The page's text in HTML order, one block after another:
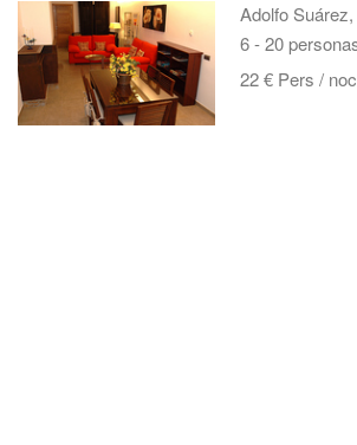
Adolfo
6 - 20
22 € Pers /